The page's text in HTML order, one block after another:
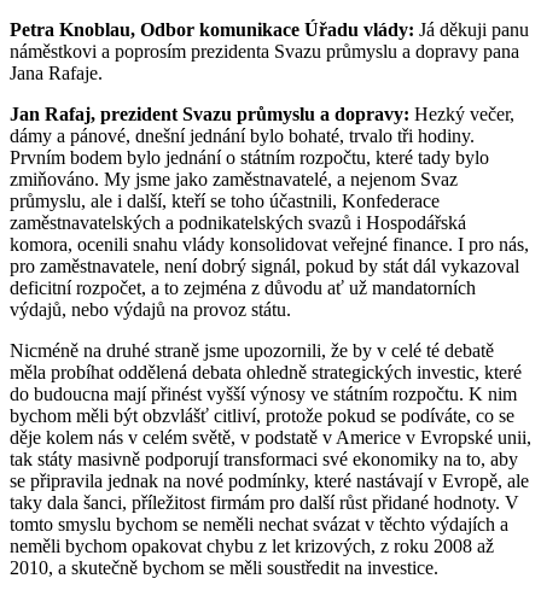
Petra Knoblau, Odbor komunikace Úřadu vlády: Já děkuji panu
náměstkovi a poprosím prezidenta Svazu průmyslu a dopravy pana
Jana Rafaje.
Jan Rafaj, prezident Svazu průmyslu a dopravy: Hezký večer,
dámy a pánové, dnešní jednání bylo bohaté, trvalo tři hodiny.
Prvním bodem bylo jednání o státním rozpočtu, které tady bylo
zmiňováno. My jsme jako zaměstnavatelé, a nejenom Svaz
průmyslu, ale i další, kteří se toho účastnili, Konfederace
zaměstnavatelských a podnikatelských svazů i Hospodářská
komora, ocenili snahu vlády konsolidovat veřejné finance. I pro nás,
pro zaměstnavatele, není dobrý signál, pokud by stát dál vykazoval
deficitní rozpočet, a to zejména z důvodu ať už mandatorních
výdajů, nebo výdajů na provoz státu.
Nicméně na druhé straně jsme upozornili, že by v celé té debatě
měla probíhat oddělená debata ohledně strategických investic, které
do budoucna mají přinést vyšší výnosy ve státním rozpočtu. K nim
bychom měli být obzvlášť citliví, protože pokud se podíváte, co se
děje kolem nás v celém světě, v podstatě v Americe v Evropské unii,
tak státy masivně podporují transformaci své ekonomiky na to, aby
se připravila jednak na nové podmínky, které nastávají v Evropě, ale
taky dala šanci, příležitost firmám pro další růst přidané hodnoty. V
tomto smyslu bychom se neměli nechat svázat v těchto výdajích a
neměli bychom opakovat chybu z let krizových, z roku 2008 až
2010, a skutečně bychom se měli soustředit na investice.